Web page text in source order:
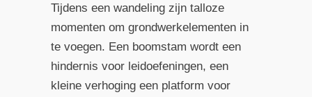
Tijdens een wandeling zijn talloze
momenten om grondwerkelementen in
te voegen. Een boomstam wordt een
hindernis voor leidoefeningen, een
kleine verhoging een platform voor